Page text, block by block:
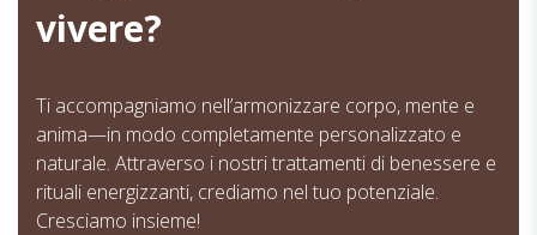
vivere?
Ti accompagniamo nell’armonizzare corpo, mente e
anima—in modo completamente personalizzato e
naturale. Attraverso i nostri trattamenti di benessere e
rituali energizzanti, crediamo nel tuo potenziale.
Cresciamo insieme!